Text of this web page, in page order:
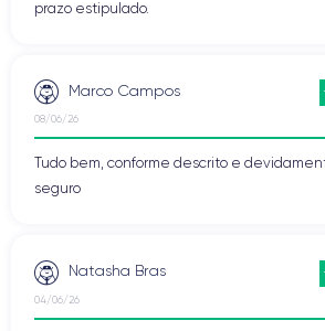
prazo estipulado.
Marco Campos
08/06/26
Tudo bem, conforme descrito e
seguro
Natasha Bras
04/06/26